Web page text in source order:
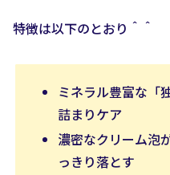
特徴は以下のとおり＾＾
ミネラル豊富な「
詰まりケア
濃密なクリーム泡
っきり落とす